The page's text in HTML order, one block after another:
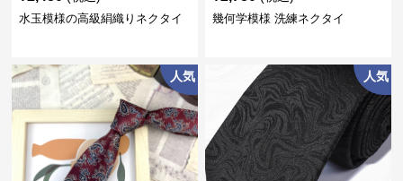
水玉模様の高級絹織りネクタイ 幾何学模様 洗練ネクタイ
人気 人気